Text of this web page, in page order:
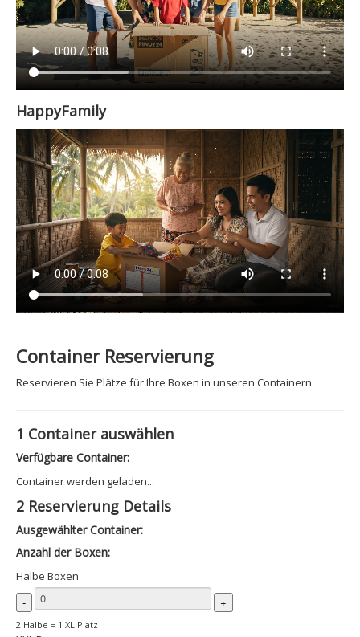
HappyFamily
Container Reservierung
Reservieren Sie Plätze für Ihre Boxen in unseren Containern
1 Container auswählen
Verfügbare Container:
Container werden geladen...
2 Reservierung Details
Ausgewählter Container:
Anzahl der Boxen:
Halbe Boxen
- +
2 Halbe = 1 XL Platz